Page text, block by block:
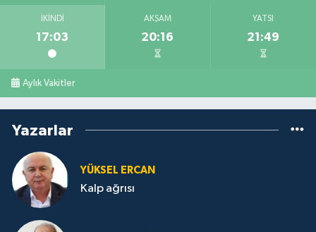
İKINDI
17:03
AKŞAM
20:16
YATSI
21:49
Aylık Vakitler
Yazarlar
YÜKSEL ERCAN
Kalp ağrısı